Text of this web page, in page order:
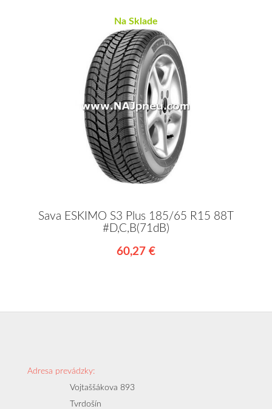
Na Sklade
Sava ESKIMO S3 Plus 185/65 R15 88T
#D,C,B(71dB)
60,27 €
Adresa prevádzky:
Vojtaššákova 893
Tvrdošín